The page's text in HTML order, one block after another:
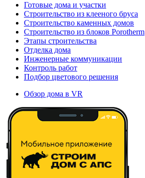
Готовые дома и участки
Строительство из клееного бруса
Строительство каменных домов
Строительство из блоков Porotherm
Этапы строительства
Отделка дома
Инженерные коммуникации
Контроль работ
Подбор цветового решения
Обзор дома в VR